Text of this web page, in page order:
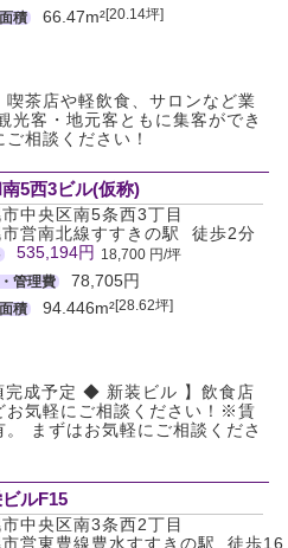
積 66.47m²[20.14坪]
茶店や軽飲食、サロンなど業
客・地元客ともに集客ができ
相談ください！
5西3ビル(仮称)
中央区南5条西3丁目
営南北線すすきの駅 徒歩2分
535,194円 18,700 円/坪
管理費
78,705円
積 94.446m²[28.62坪]
成予定 ◆ 新装ビル 】飲食店
お気軽にご相談ください！※賃
まずはお気軽にご相談くださ
ルF15
中央区南3条西2丁目
営東豊線豊水すすきの駅 徒歩16